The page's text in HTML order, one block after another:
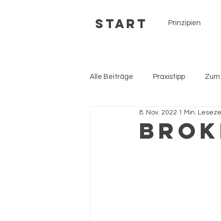
Start Prinzipien
Alle Beiträge Praxistipp
8. Nov. 2022 1 Min.